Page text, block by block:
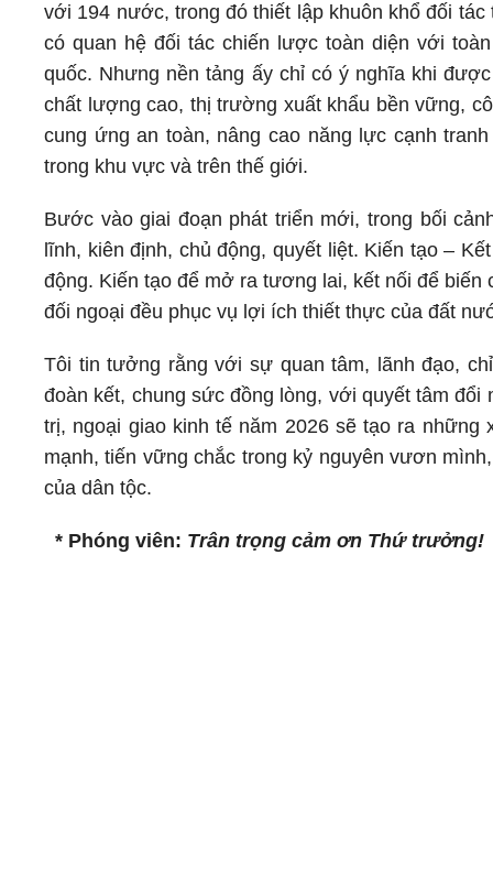
với 194 nước, trong đó thiết lập khuôn khổ đối
có quan hệ đối tác chiến lược toàn diện với
quốc. Nhưng nền tảng ấy chỉ có ý nghĩa khi
chất lượng cao, thị trường xuất khẩu bền vững,
cung ứng an toàn, nâng cao năng lực cạnh
trong khu vực và trên thế giới.
Bước vào giai đoạn phát triển mới, trong bối
lĩnh, kiên định, chủ động, quyết liệt. Kiến tạo –
động. Kiến tạo để mở ra tương lai, kết nối để
đối ngoại đều phục vụ lợi ích thiết thực của đất
Tôi tin tưởng rằng với sự quan tâm, lãnh đạo,
đoàn kết, chung sức đồng lòng, với quyết tâm
trị, ngoại giao kinh tế năm 2026 sẽ tạo ra
mạnh, tiến vững chắc trong kỷ nguyên vươn
của dân tộc.
* Phóng viên: Trân trọng cảm ơn Thứ trưởng!